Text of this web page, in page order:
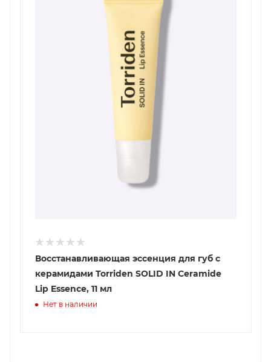
Восстанавливающая эссенция для губ с
керамидами Torriden SOLID IN Ceramide
Lip Essence, 11 мл
Нет в наличии